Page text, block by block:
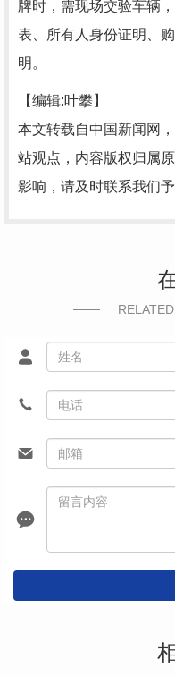
牌时，需现场交验车辆
表、所有人身份证明、
明。
【编辑:叶攀】
本文转载自中国新闻网
站观点，内容版权归属
影响，请及时联系我们予